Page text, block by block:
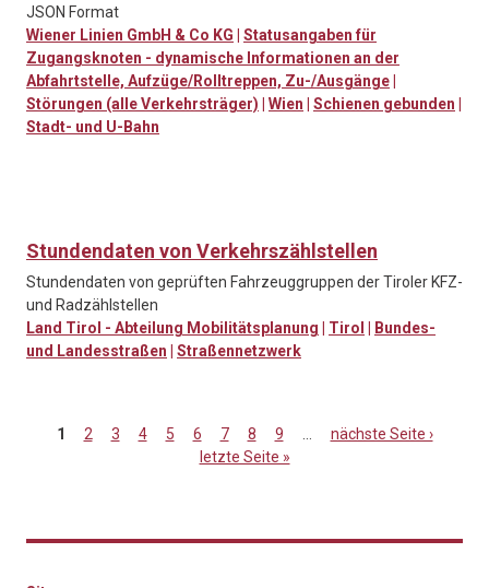
JSON Format
Wiener Linien GmbH & Co KG
Statusangaben für
Zugangsknoten - dynamische Informationen an der
Abfahrtstelle, Aufzüge/Rolltreppen, Zu-/Ausgänge
Störungen (alle Verkehrsträger)
Wien Schienen gebunden
Stadt- und U-Bahn
Stundendaten von Verkehrszählstellen
Stundendaten von geprüften Fahrzeuggruppen der Tiroler KFZ-
und Radzählstellen
Land Tirol - Abteilung Mobilitätsplanung
Tirol
Bundes-
und Landesstraßen
Straßennetzwerk
1 2 3 4 5 6 7 8 9
nächste Seite ›
letzte Seite »